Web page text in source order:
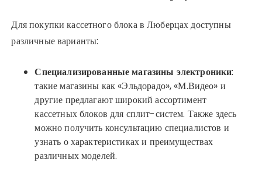
Для покупки кассетного блока в Люберцах доступны
различные варианты:
Специализированные магазины электроники:
такие магазины как «Эльдорадо», «М.Видео» и
другие предлагают широкий ассортимент
кассетных блоков для сплит-систем. Также здесь
можно получить консультацию специалистов и
узнать о характеристиках и преимуществах
различных моделей.